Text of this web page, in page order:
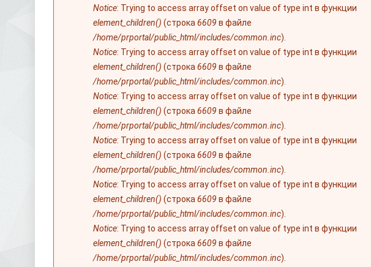
Notice: Trying to access array offset on value of type int в функции
element_children() (строка 6609 в файле
/home/prportal/public_html/includes/common.inc).
Notice: Trying to access array offset on value of type int в функции
element_children() (строка 6609 в файле
/home/prportal/public_html/includes/common.inc).
Notice: Trying to access array offset on value of type int в функции
element_children() (строка 6609 в файле
/home/prportal/public_html/includes/common.inc).
Notice: Trying to access array offset on value of type int в функции
element_children() (строка 6609 в файле
/home/prportal/public_html/includes/common.inc).
Notice: Trying to access array offset on value of type int в функции
element_children() (строка 6609 в файле
/home/prportal/public_html/includes/common.inc).
Notice: Trying to access array offset on value of type int в функции
element_children() (строка 6609 в файле
/home/prportal/public_html/includes/common.inc).